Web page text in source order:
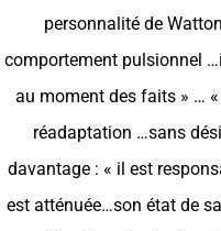
personnalité de
comportement pulsionnel
au moment des faits » …
réadaptation …sans
davantage : « il est
est atténuée…son état de